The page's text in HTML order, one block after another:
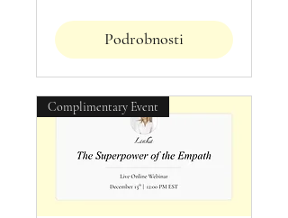
Podrobnosti
Complimentary Event